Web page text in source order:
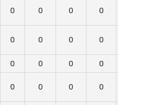
0 0 0 0
0 0 0 0
0 0 0 0
0 0 0 0